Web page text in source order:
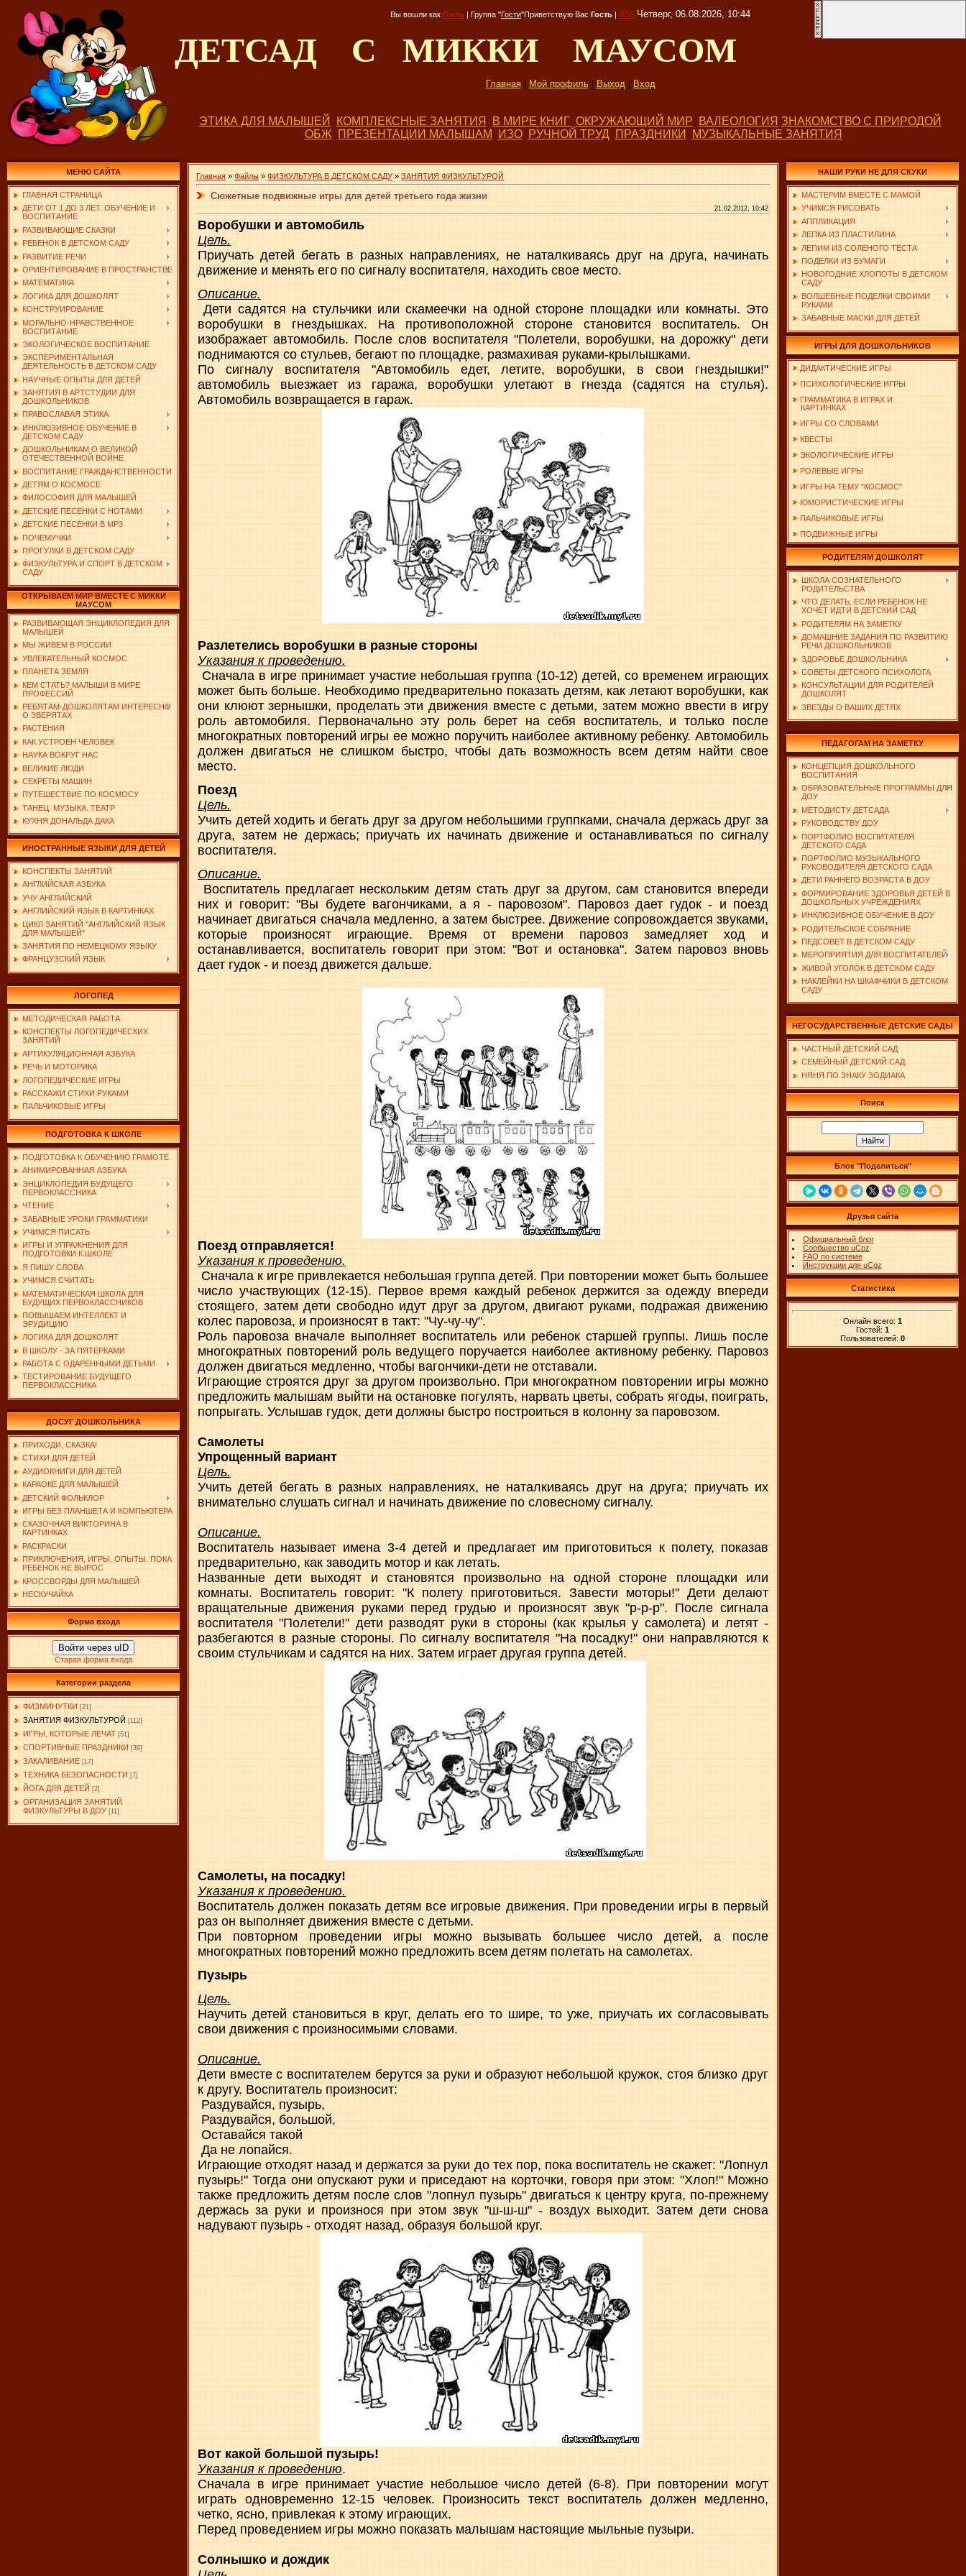
Вы вошли как Гость | Группа "Гости"Приветствую Вас Гость | RSS Четверг, 06.08.2026, 10:44
ДЕТСАД С МИККИ МАУСОМ
Главная| Мой профиль| Выход| Вход
ЭТИКА ДЛЯ МАЛЫШЕЙ КОМПЛЕКСНЫЕ ЗАНЯТИЯ В МИРЕ КНИГ ОКРУЖАЮЩИЙ МИР ВАЛЕОЛОГИЯ ЗНАКОМСТВО С ПРИРОДОЙ
ОБЖ
ПРЕЗЕНТАЦИИ МАЛЫШАМ ИЗО РУЧНОЙ ТРУД ПРАЗДНИКИ МУЗЫКАЛЬНЫЕ ЗАНЯТИЯ
МЕНЮ САЙТА
ГЛАВНАЯ СТРАНИЦА
ДЕТИ ОТ 1 ДО 3 ЛЕТ. ОБУЧЕНИЕ И
ВОСПИТАНИЕ
РАЗВИВАЮЩИЕ СКАЗКИ
РЕБЕНОК В ДЕТСКОМ САДУ
РАЗВИТИЕ РЕЧИ
ОРИЕНТИРОВАНИЕ В ПРОСТРАНСТВЕ
МАТЕМАТИКА
ЛОГИКА ДЛЯ ДОШКОЛЯТ
КОНСТРУИРОВАНИЕ
МОРАЛЬНО-НРАВСТВЕННОЕ
ВОСПИТАНИЕ
ЭКОЛОГИЧЕСКОЕ ВОСПИТАНИЕ
ЭКСПЕРИМЕНТАЛЬНАЯ
ДЕЯТЕЛЬНОСТЬ В ДЕТСКОМ САДУ
НАУЧНЫЕ ОПЫТЫ ДЛЯ ДЕТЕЙ
ЗАНЯТИЯ В АРТСТУДИИ ДЛЯ
ДОШКОЛЬНИКОВ
ПРАВОСЛАВАЯ ЭТИКА
ИНКЛЮЗИВНОЕ ОБУЧЕНИЕ В
ДЕТСКОМ САДУ
ДОШКОЛЬНИКАМ О ВЕЛИКОЙ
ОТЕЧЕСТВЕННОЙ ВОЙНЕ
ВОСПИТАНИЕ ГРАЖДАНСТВЕННОСТИ
ДЕТЯМ О КОСМОСЕ
ФИЛОСОФИЯ ДЛЯ МАЛЫШЕЙ
ДЕТСКИЕ ПЕСЕНКИ С НОТАМИ
ДЕТСКИЕ ПЕСЕНКИ В MP3
ПОЧЕМУЧКИ
ПРОГУЛКИ В ДЕТСКОМ САДУ
ФИЗКУЛЬТУРА И СПОРТ В ДЕТСКОМ
САДУ
ОТКРЫВАЕМ МИР ВМЕСТЕ С МИККИ
МАУСОМ
РАЗВИВАЮЩАЯ ЭНЦИКЛОПЕДИЯ ДЛЯ
МАЛЫШЕЙ
МЫ ЖИВЕМ В РОССИИ
УВЛЕКАТЕЛЬНЫЙ КОСМОС
ПЛАНЕТА ЗЕМЛЯ
КЕМ СТАТЬ? МАЛЫШИ В МИРЕ
ПРОФЕССИЙ
РЕБЯТАМ-ДОШКОЛЯТАМ ИНТЕРЕСНО
О ЗВЕРЯТАХ
РАСТЕНИЯ
КАК УСТРОЕН ЧЕЛОВЕК
НАУКА ВОКРУГ НАС
ВЕЛИКИЕ ЛЮДИ
СЕКРЕТЫ МАШИН
ПУТЕШЕСТВИЕ ПО КОСМОСУ
ТАНЕЦ. МУЗЫКА. ТЕАТР
КУХНЯ ДОНАЛЬДА ДАКА
ИНОСТРАННЫЕ ЯЗЫКИ ДЛЯ ДЕТЕЙ
КОНСПЕКТЫ ЗАНЯТИЙ
АНГЛИЙСКАЯ АЗБУКА
УЧУ АНГЛИЙСКИЙ
АНГЛИЙСКИЙ ЯЗЫК В КАРТИНКАХ
ЦИКЛ ЗАНЯТИЙ "АНГЛИЙСКИЙ ЯЗЫК
ДЛЯ МАЛЫШЕЙ"
ЗАНЯТИЯ ПО НЕМЕЦКОМУ ЯЗЫКУ
ФРАНЦУЗСКИЙ ЯЗЫК
ЛОГОПЕД
МЕТОДИЧЕСКАЯ РАБОТА
КОНСПЕКТЫ ЛОГОПЕДИЧЕСКИХ
ЗАНЯТИЙ
АРТИКУЛЯЦИОННАЯ АЗБУКА
РЕЧЬ И МОТОРИКА
ЛОГОПЕДИЧЕСКИЕ ИГРЫ
РАССКАЖИ СТИХИ РУКАМИ
ПАЛЬЧИКОВЫЕ ИГРЫ
ПОДГОТОВКА К ШКОЛЕ
ПОДГОТОВКА К ОБУЧЕНИЮ ГРАМОТЕ
АНИМИРОВАННАЯ АЗБУКА
ЭНЦИКЛОПЕДИЯ БУДУЩЕГО
ПЕРВОКЛАССНИКА
ЧТЕНИЕ
ЗАБАВНЫЕ УРОКИ ГРАММАТИКИ
УЧИМСЯ ПИСАТЬ
ИГРЫ И УПРАЖНЕНИЯ ДЛЯ
ПОДГОТОВКИ К ШКОЛЕ
Я ПИШУ СЛОВА
УЧИМСЯ СЧИТАТЬ
МАТЕМАТИЧЕСКАЯ ШКОЛА ДЛЯ
БУДУЩИХ ПЕРВОКЛАССНИКОВ
ПОВЫШАЕМ ИНТЕЛЛЕКТ И
ЭРУДИЦИЮ
ЛОГИКА ДЛЯ ДОШКОЛЯТ
В ШКОЛУ - ЗА ПЯТЕРКАМИ
РАБОТА С ОДАРЕННЫМИ ДЕТЬМИ
ТЕСТИРОВАНИЕ БУДУЩЕГО
ПЕРВОКЛАССНИКА
ДОСУГ ДОШКОЛЬНИКА
ПРИХОДИ, СКАЗКА!
СТИХИ ДЛЯ ДЕТЕЙ
АУДИОКНИГИ ДЛЯ ДЕТЕЙ
КАРАОКЕ ДЛЯ МАЛЫШЕЙ
ДЕТСКИЙ ФОЛЬКЛОР
ИГРЫ БЕЗ ПЛАНШЕТА И КОМПЬЮТЕРА
СКАЗОЧНАЯ ВИКТОРИНА В
КАРТИНКАХ
РАСКРАСКИ
ПРИКЛЮЧЕНИЯ, ИГРЫ, ОПЫТЫ. ПОКА
РЕБЕНОК НЕ ВЫРОС
КРОССВОРДЫ ДЛЯ МАЛЫШЕЙ
НЕСКУЧАЙКА
Форма входа
Войти через uID
Старая форма входа
Категории раздела
ФИЗМИНУТКИ [21]
ЗАНЯТИЯ ФИЗКУЛЬТУРОЙ [112]
ИГРЫ, КОТОРЫЕ ЛЕЧАТ [51]
СПОРТИВНЫЕ ПРАЗДНИКИ [39]
ЗАКАЛИВАНИЕ [17]
ТЕХНИКА БЕЗОПАСНОСТИ [7]
ЙОГА ДЛЯ ДЕТЕЙ [2]
ОРГАНИЗАЦИЯ ЗАНЯТИЙ
ФИЗКУЛЬТУРЫ В ДОУ [11]
Главная » Файлы » ФИЗКУЛЬТУРА В ДЕТСКОМ САДУ » ЗАНЯТИЯ ФИЗКУЛЬТУРОЙ
Сюжетные подвижные игры для детей третьего года жизни
21.02.2012, 10:42
Воробушки и автомобиль
Цель.
Приучать детей бегать в разных направлениях, не наталкиваясь друг на друга, начинать
движение и менять его по сигналу воспитателя, находить свое место.
Описание.
Дети садятся на стульчики или скамеечки на одной стороне площадки или комнаты. Это
воробушки в гнездышках. На противоположной стороне становится воспитатель. Он
изображает автомобиль. После слов воспитателя "Полетели, воробушки, на дорожку" дети
поднимаются со стульев, бегают по площадке, размахивая руками-крылышками.
По сигналу воспитателя "Автомобиль едет, летите, воробушки, в свои гнездышки!"
автомобиль выезжает из гаража, воробушки улетают в гнезда (садятся на стулья).
Автомобиль возвращается в гараж.
Разлетелись воробушки в разные стороны
Указания к проведению.
Сначала в игре принимает участие небольшая группа (10-12) детей, со временем играющих
может быть больше. Необходимо предварительно показать детям, как летают воробушки, как
они клюют зернышки, проделать эти движения вместе с детьми, затем можно ввести в игру
роль автомобиля. Первоначально эту роль берет на себя воспитатель, и только после
многократных повторений игры ее можно поручить наиболее активному ребенку. Автомобиль
должен двигаться не слишком быстро, чтобы дать возможность всем детям найти свое
место.
Поезд
Цель.
Учить детей ходить и бегать друг за другом небольшими группками, сначала держась друг за
друга, затем не держась; приучать их начинать движение и останавливаться по сигналу
воспитателя.
Описание.
Воспитатель предлагает нескольким детям стать друг за другом, сам становится впереди
них и говорит: "Вы будете вагончиками, а я - паровозом". Паровоз дает гудок - и поезд
начинает двигаться сначала медленно, а затем быстрее. Движение сопровождается звуками,
которые произносят играющие. Время от времени паровоз замедляет ход и
останавливается, воспитатель говорит при этом: "Вот и остановка". Затем паровоз вновь
дает гудок - и поезд движется дальше.
Поезд отправляется!
Указания к проведению.
Сначала к игре привлекается небольшая группа детей. При повторении может быть большее
число участвующих (12-15). Первое время каждый ребенок держится за одежду впереди
стоящего, затем дети свободно идут друг за другом, двигают руками, подражая движению
колес паровоза, и произносят в такт: "Чу-чу-чу".
Роль паровоза вначале выполняет воспитатель или ребенок старшей группы. Лишь после
многократных повторений роль ведущего поручается наиболее активному ребенку. Паровоз
должен двигаться медленно, чтобы вагончики-дети не отставали.
Играющие строятся друг за другом произвольно. При многократном повторении игры можно
предложить малышам выйти на остановке погулять, нарвать цветы, собрать ягоды, поиграть,
попрыгать. Услышав гудок, дети должны быстро построиться в колонну за паровозом.
Самолеты
Упрощенный вариант
Цель.
Учить детей бегать в разных направлениях, не наталкиваясь друг на друга; приучать их
внимательно слушать сигнал и начинать движение по словесному сигналу.
Описание.
Воспитатель называет имена 3-4 детей и предлагает им приготовиться к полету, показав
предварительно, как заводить мотор и как летать.
Названные дети выходят и становятся произвольно на одной стороне площадки или
комнаты. Воспитатель говорит: "К полету приготовиться. Завести моторы!" Дети делают
вращательные движения руками перед грудью и произносят звук "р-р-р". После сигнала
воспитателя "Полетели!" дети разводят руки в стороны (как крылья у самолета) и летят -
разбегаются в разные стороны. По сигналу воспитателя "На посадку!" они направляются к
своим стульчикам и садятся на них. Затем играет другая группа детей.
Самолеты, на посадку!
Указания к проведению.
Воспитатель должен показать детям все игровые движения. При проведении игры в первый
раз он выполняет движения вместе с детьми.
При повторном проведении игры можно вызывать большее число детей, а после
многократных повторений можно предложить всем детям полетать на самолетах.
Пузырь
Цель.
Научить детей становиться в круг, делать его то шире, то уже, приучать их согласовывать
свои движения с произносимыми словами.
Описание.
Дети вместе с воспитателем берутся за руки и образуют небольшой кружок, стоя близко друг
к другу. Воспитатель произносит:
Раздувайся, пузырь,
Раздувайся, большой,
Оставайся такой
Да не лопайся.
Играющие отходят назад и держатся за руки до тех пор, пока воспитатель не скажет: "Лопнул
пузырь!" Тогда они опускают руки и приседают на корточки, говоря при этом: "Хлоп!" Можно
также предложить детям после слов "лопнул пузырь" двигаться к центру круга, по-прежнему
держась за руки и произнося при этом звук "ш-ш-ш" - воздух выходит. Затем дети снова
надувают пузырь - отходят назад, образуя большой круг.
Вот какой большой пузырь!
Указания к проведению.
Сначала в игре принимает участие небольшое число детей (6-8). При повторении могут
играть одновременно 12-15 человек. Произносить текст воспитатель должен медленно,
четко, ясно, привлекая к этому играющих.
Перед проведением игры можно показать малышам настоящие мыльные пузыри.
Солнышко и дождик
НАШИ РУКИ НЕ ДЛЯ СКУКИ
МАСТЕРИМ ВМЕСТЕ С МАМОЙ
УЧИМСЯ РИСОВАТЬ
АППЛИКАЦИЯ
ЛЕПКА ИЗ ПЛАСТИЛИНА
ЛЕПИМ ИЗ СОЛЕНОГО ТЕСТА
ПОДЕЛКИ ИЗ БУМАГИ
НОВОГОДНИЕ ХЛОПОТЫ В ДЕТСКОМ
САДУ
ВОЛШЕБНЫЕ ПОДЕЛКИ СВОИМИ
РУКАМИ
ЗАБАВНЫЕ МАСКИ ДЛЯ ДЕТЕЙ
ИГРЫ ДЛЯ ДОШКОЛЬНИКОВ
ДИДАКТИЧЕСКИЕ ИГРЫ
ПСИХОЛОГИЧЕСКИЕ ИГРЫ
ГРАММАТИКА В ИГРАХ И
КАРТИНКАХ
ИГРЫ СО СЛОВАМИ
КВЕСТЫ
ЭКОЛОГИЧЕСКИЕ ИГРЫ
РОЛЕВЫЕ ИГРЫ
ИГРЫ НА ТЕМУ "КОСМОС"
ЮМОРИСТИЧЕСКИЕ ИГРЫ
ПАЛЬЧИКОВЫЕ ИГРЫ
ПОДВИЖНЫЕ ИГРЫ
РОДИТЕЛЯМ ДОШКОЛЯТ
ШКОЛА СОЗНАТЕЛЬНОГО
РОДИТЕЛЬСТВА
ЧТО ДЕЛАТЬ, ЕСЛИ РЕБЕНОК НЕ
ХОЧЕТ ИДТИ В ДЕТСКИЙ САД
РОДИТЕЛЯМ НА ЗАМЕТКУ
ДОМАШНИЕ ЗАДАНИЯ ПО РАЗВИТИЮ
РЕЧИ ДОШКОЛЬНИКОВ
ЗДОРОВЬЕ ДОШКОЛЬНИКА
СОВЕТЫ ДЕТСКОГО ПСИХОЛОГА
КОНСУЛЬТАЦИИ ДЛЯ РОДИТЕЛЕЙ
ДОШКОЛЯТ
ЗВЕЗДЫ О ВАШИХ ДЕТЯХ
ПЕДАГОГАМ НА ЗАМЕТКУ
КОНЦЕПЦИЯ ДОШКОЛЬНОГО
ВОСПИТАНИЯ
ОБРАЗОВАТЕЛЬНЫЕ ПРОГРАММЫ ДЛЯ
ДОУ
МЕТОДИСТУ ДЕТСАДА
РУКОВОДСТВУ ДОУ
ПОРТФОЛИО ВОСПИТАТЕЛЯ
ДЕТСКОГО САДА
ПОРТФОЛИО МУЗЫКАЛЬНОГО
РУКОВОДИТЕЛЯ ДЕТСКОГО САДА
ДЕТИ РАННЕГО ВОЗРАСТА В ДОУ
ФОРМИРОВАНИЕ ЗДОРОВЬЯ ДЕТЕЙ В
ДОШКОЛЬНЫХ УЧРЕЖДЕНИЯХ
ИНКЛЮЗИВНОЕ ОБУЧЕНИЕ В ДОУ
РОДИТЕЛЬСКОЕ СОБРАНИЕ
ПЕДСОВЕТ В ДЕТСКОМ САДУ
МЕРОПРИЯТИЯ ДЛЯ ВОСПИТАТЕЛЕЙ
ЖИВОЙ УГОЛОК В ДЕТСКОМ САДУ
НАКЛЕЙКИ НА ШКАФЧИКИ В ДЕТСКОМ
САДУ
НЕГОСУДАРСТВЕННЫЕ ДЕТСКИЕ САДЫ
ЧАСТНЫЙ ДЕТСКИЙ САД
СЕМЕЙНЫЙ ДЕТСКИЙ САД
НЯНЯ ПО ЗНАКУ ЗОДИАКА
Поиск
Блок "Поделиться"
Друзья сайта
Официальный блог
Сообщество uCoz
FAQ по системе
Инструкции для uCoz
Статистика
Онлайн всего: 1
Гостей: 1
Пользователей: 0